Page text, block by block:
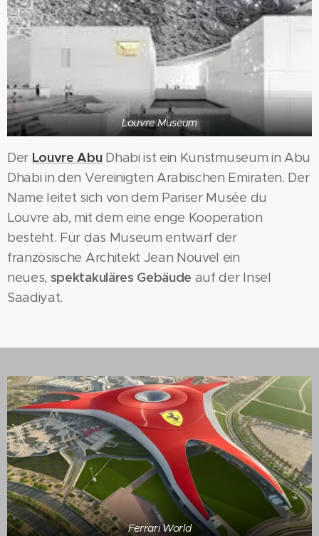
Louvre Museum
Der Louvre Abu Dhabi ist ein Kunstmuseum in Abu
Dhabi in den Vereinigten Arabischen Emiraten. Der
Name leitet sich von dem Pariser Musée du
Louvre ab, mit dem eine enge Kooperation
besteht. Für das Museum entwarf der
französische Architekt Jean Nouvel ein
neues, spektakuläres Gebäude auf der Insel
Saadiyat.
Ferrari World